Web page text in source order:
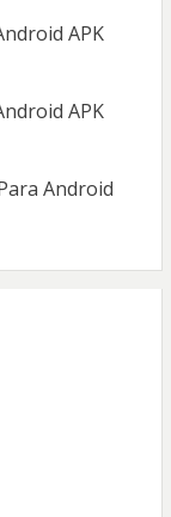
APK
APK
Android